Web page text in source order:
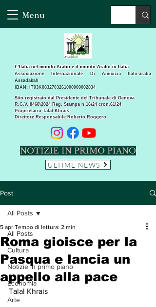
Menu
Sito registrato dal Presidente del Tribunale di Genova
R.G.V. 8468\2024 Reg. Stampa n 16\24 cron.61\24 ​
Proprietario Talal Khrais
Direttore Responsabile Roberto Roggero
L’Italia nel mondo Arabo e il mondo Arabo in Italia
Associazione Internazionale Di Amicizia Italo-araba
Assadakah
IBAN: IT03K0832703261000000002834
NOTIZIE IN PRIMO PIANO
ULTIME NEWS
Post
All Posts
Cultura
Notizie in primo piano
Economia
Arte
All Posts
Roma gioisce per la
Pasqua e lancia un
appello alla pace
5 apr Tempo di lettura: 2 min
Talal Khrais